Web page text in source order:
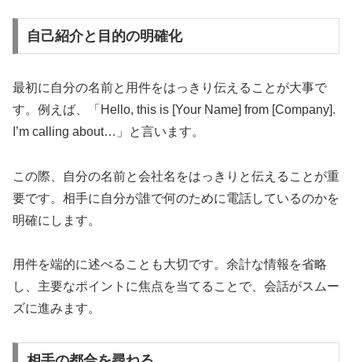
自己紹介と目的の明確化
最初に自分の名前と用件をはっきり伝えることが大事で
す。例えば、「Hello, this is [Your Name] from [Company].
I’m calling about…」と言います。
この際、自分の名前と会社名をはっきりと伝えることが重
要です。相手に自分が誰で何のために電話しているのかを
明確にします。
用件を端的に述べることも大切です。余計な情報を省略
し、主要なポイントに焦点を当てることで、会話がスムー
ズに進みます。